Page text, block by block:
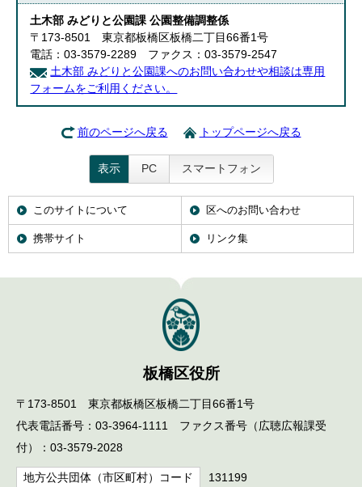
土木部 みどりと公園課 公園整備調整係
〒173-8501 東京都板橋区板橋二丁目66番1号
電話：03-3579-2289 ファクス：03-3579-2547
土木部 みどりと公園課へのお問い合わせや相談は専用
フォームをご利用ください。
前のページへ戻る トップページへ戻る
表示 PC スマートフォン
このサイトについて 区へのお問い合わせ
携帯サイト リンク集
板橋区役所
〒173-8501 東京都板橋区板橋二丁目66番1号
代表電話番号：03-3964-1111 ファクス番号（広聴広報課受
付）：03-3579-2028
地方公共団体（市区町村）コード 131199